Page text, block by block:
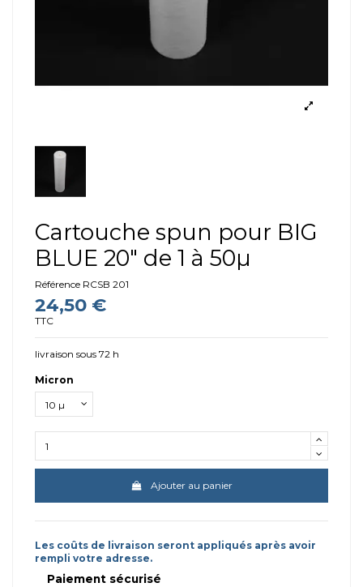
Cartouche spun pour BIG
BLUE 20" de 1 à 50µ
Référence RCSB 201
24,50 €
TTC
livraison sous 72 h
Micron
Ajouter au panier
Les coûts de livraison seront appliqués après avoir
rempli votre adresse.
Paiement sécurisé